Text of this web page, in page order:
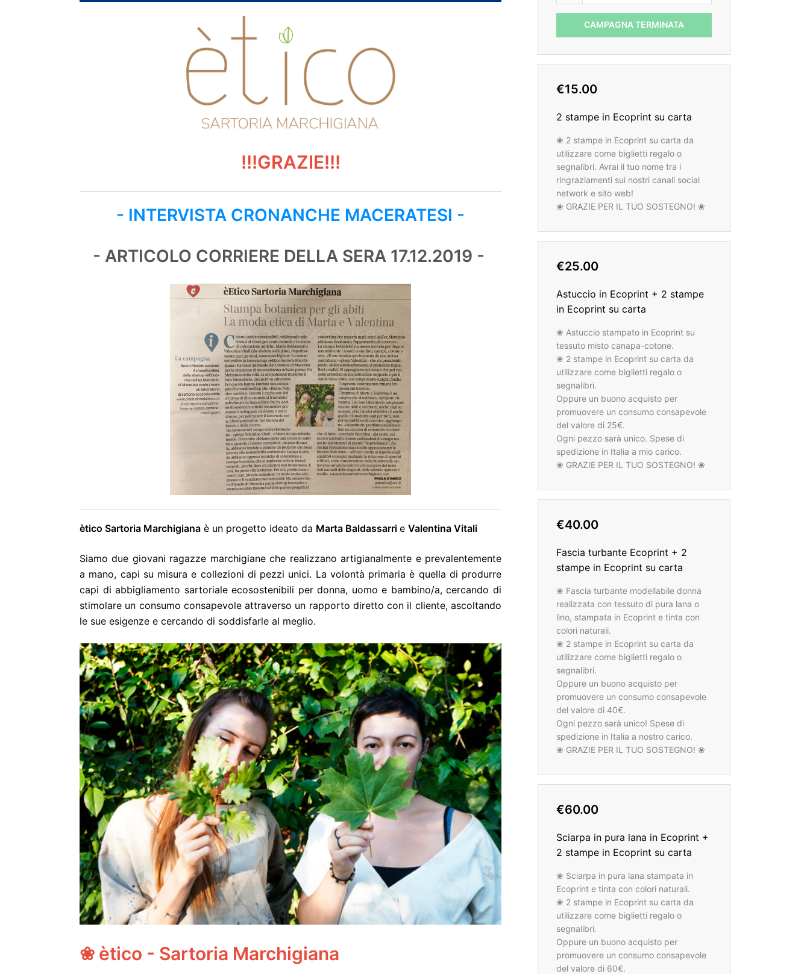
!!!GRAZIE!!!
- INTERVISTA CRONANCHE MACERATESI -
- ARTICOLO CORRIERE DELLA SERA 17.12.2019 -
ètico Sartoria Marchigiana è un progetto ideato da Marta Baldassarri e Valentina Vitali
Siamo due giovani ragazze marchigiane che realizzano artigianalmente e prevalentemente
a mano, capi su misura e collezioni di pezzi unici. La volontà primaria è quella di produrre
capi di abbigliamento sartoriale ecosostenibili per donna, uomo e bambino/a, cercando di
stimolare un consumo consapevole attraverso un rapporto diretto con il cliente, ascoltando
le sue esigenze e cercando di soddisfarle al meglio.
❀ ètico - Sartoria Marchigiana
CAMPAGNA TERMINATA
€15.00
2 stampe in Ecoprint su carta
❀ 2 stampe in Ecoprint su carta da
utilizzare come biglietti regalo o
segnalibri. Avrai il tuo nome tra i
ringraziamenti sui nostri canali social
network e sito web!
❀ GRAZIE PER IL TUO SOSTEGNO! ❀
€25.00
Astuccio in Ecoprint + 2 stampe
in Ecoprint su carta
❀ Astuccio stampato in Ecoprint su
tessuto misto canapa-cotone.
❀ 2 stampe in Ecoprint su carta da
utilizzare come biglietti regalo o
segnalibri.
Oppure un buono acquisto per
promuovere un consumo consapevole
del valore di 25€.
Ogni pezzo sarà unico. Spese di
spedizione in Italia a mio carico.
❀ GRAZIE PER IL TUO SOSTEGNO! ❀
€40.00
Fascia turbante Ecoprint + 2
stampe in Ecoprint su carta
❀ Fascia turbante modellabile donna
realizzata con tessuto di pura lana o
lino, stampata in Ecoprint e tinta con
colori naturali.
❀ 2 stampe in Ecoprint su carta da
utilizzare come biglietti regalo o
segnalibri.
Oppure un buono acquisto per
promuovere un consumo consapevole
del valore di 40€.
Ogni pezzo sarà unico! Spese di
spedizione in Italia a nostro carico.
❀ GRAZIE PER IL TUO SOSTEGNO! ❀
€60.00
Sciarpa in pura lana in Ecoprint +
2 stampe in Ecoprint su carta
❀ Sciarpa in pura lana stampata in
Ecoprint e tinta con colori naturali.
❀ 2 stampe in Ecoprint su carta da
utilizzare come biglietti regalo o
segnalibri.
Oppure un buono acquisto per
promuovere un consumo consapevole
del valore di 60€.